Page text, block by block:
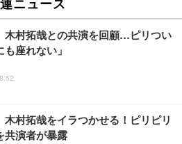
務椅子 360度回転 座面昇降 強化ナイロ
通気性メッシュ 在宅ワーク H-WY01
足)
オフィスチェア／デスクチェア メッシ
向けプレミアムモニター | FlexScan
| 27.0型4K UHD・USB Type-C・ホワ
香料 ホワイト 300枚
ック ペットシーツ 厚型 ワイド 42枚
ニュース
木村拓哉との共演を回顧…ピリつい
座れない」
木村拓哉をイラつかせる！ピリピリ
共演者が暴露